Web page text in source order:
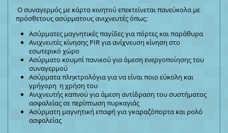
Ο συναγερμός με κάρτα κινητού επεκτείνεται πανεύκολα με
πρόσθετους ασύρματους ανιχνευτές όπως:
Ασύρματες μαγνητικές παγίδες για πόρτες και παράθυρα
Ανιχνευτές κίνησης PIR για ανίχνευση κίνηση στο
εσωτερικό χώρο
Ασύρματο κουμπί πανικού για άμεση ενεργοποίησης του
συναγερμού
Ασύρματα πληκτρολόγια για να είναι ποιο εύκολη και
γρήγορη η χρήση του
Ανιχνευτής καπνού για άμεση αντίδραση του συστήματος
ασφαλείας σε περίπτωση πυρκαγιάς
Ασύρματη μαγνητική επαφή για γκαραζόπορτα και ρολό
ασφαλείας